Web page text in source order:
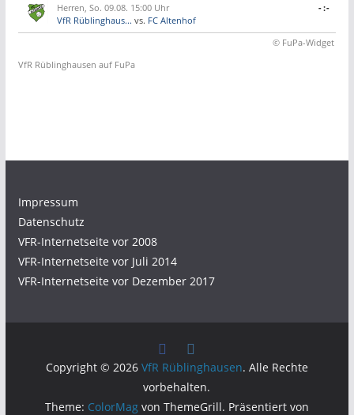
Herren, So. 09.08. 15:00 Uhr
VfR Rüblinghaus... vs. FC Altenhof
-:-
© FuPa-Widget
VfR Rüblinghausen auf FuPa
Impressum
Datenschutz
VFR-Internetseite vor 2008
VFR-Internetseite vor Juli 2014
VFR-Internetseite vor Dezember 2017
Copyright © 2026 VfR Rüblinghausen. Alle Rechte
vorbehalten.
Theme: ColorMagvon ThemeGrill. Präsentiert von